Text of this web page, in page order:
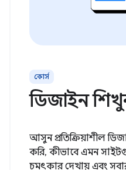
কোর্স
ডিজাইন
আসুন প্রতিক্রিয়াশীল
করি, কীভাবে এমন
চমৎকার দেখায় এবং